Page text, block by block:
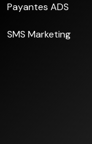
Payantes ADS
SMS Marketing